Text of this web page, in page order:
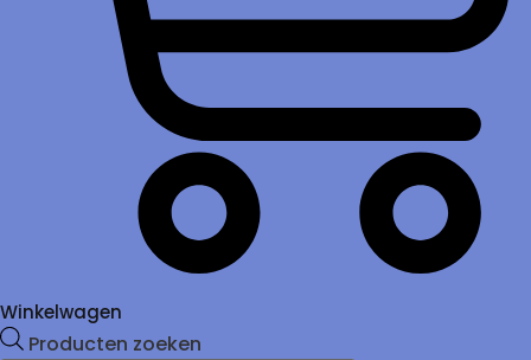
Winkelwagen
Producten zoeken